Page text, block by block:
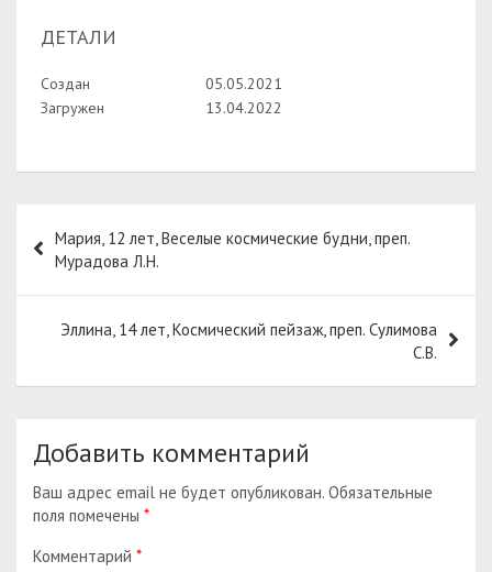
ДЕТАЛИ
Создан
05.05.2021
Загружен
13.04.2022
по
записям
Мария, 12 лет, Веселые космические будни, преп.
Мурадова Л.Н.
Эллина, 14 лет, Космический пейзаж, преп. Сулимова
С.В.
Добавить комментарий
Ваш адрес email не будет опубликован. Обязательные
поля помечены *
Комментарий *